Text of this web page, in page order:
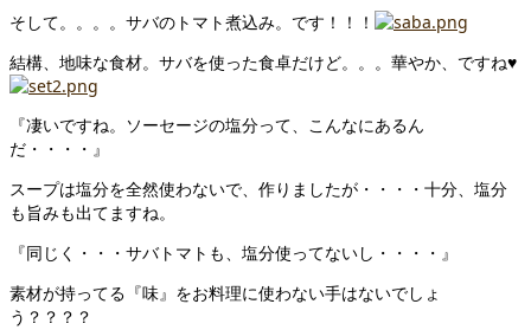
そして。。。。サバのトマト煮込み。です！！！
結構、地味な食材。サバを使った食卓だけど。。。華やか、ですね♥
『凄いですね。ソーセージの塩分って、こんなにあるん
だ・・・・』
スープは塩分を全然使わないで、作りましたが・・・・十分、塩分
も旨みも出てますね。
『同じく・・・サバトマトも、塩分使ってないし・・・・』
素材が持ってる『味』をお料理に使わない手はないでしょ
う？？？？